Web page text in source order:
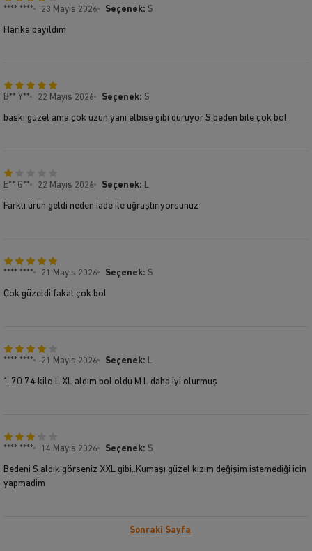
**** **** 23 Mayıs 2026 Seçenek: S
Harika bayıldım
B** Y** 22 Mayıs 2026 Seçenek: S
baskı güzel ama çok uzun yani elbise gibi duruyor S beden bile çok bol
E** G** 22 Mayıs 2026 Seçenek: L
Farklı ürün geldi neden iade ile uğraştırıyorsunuz
**** **** 21 Mayıs 2026 Seçenek: S
Çok güzeldi fakat çok bol
**** **** 21 Mayıs 2026 Seçenek: L
1.70 74 kilo L XL aldım bol oldu M L daha iyi olurmuş
**** **** 14 Mayıs 2026 Seçenek: S
Bedeni S aldık görseniz XXL gibi..Kumaşı güzel kızım değişim istemediği icin
yapmadim
Sonraki Sayfa